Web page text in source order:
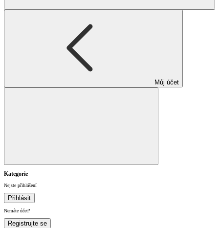
Můj účet
Kategorie
Nejste přihlášení
Přihlásit
Nemáte účet?
Registrujte se